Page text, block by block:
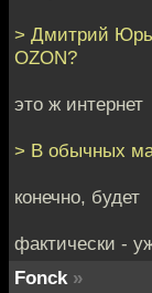
> Дмитрий
OZON?
это ж интернет
> В обычных
конечно, будет
фактически -
Fonck »